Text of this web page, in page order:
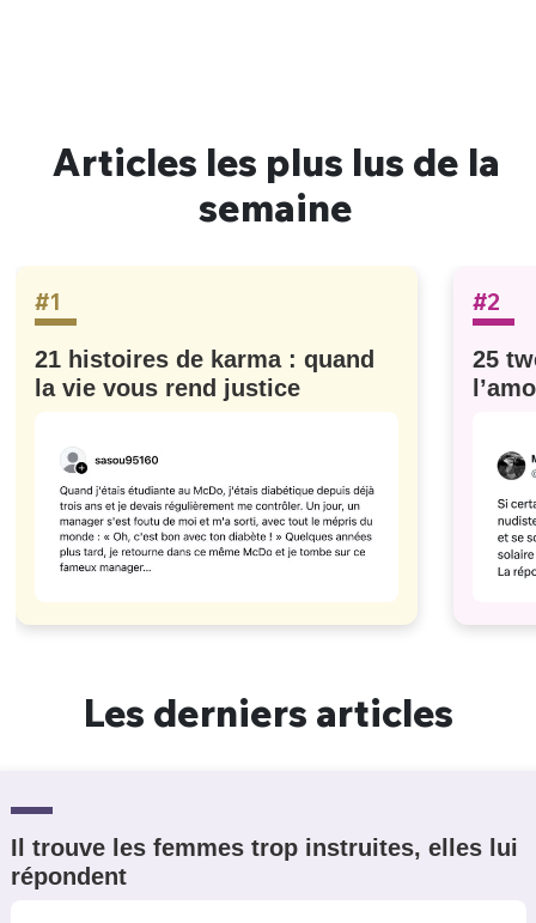
Articles les plus lus de la
semaine
#1
21 histoires de karma : quand
la vie vous rend justice
#2
25
Les derniers articles
Il trouve les femmes trop instruites, elles lui
répondent